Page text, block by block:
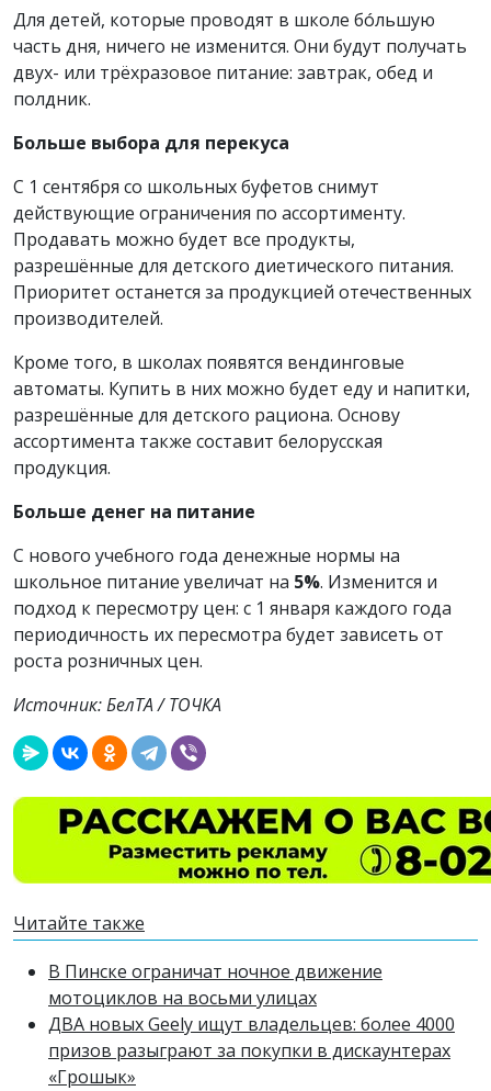
Для детей, которые проводят в школе бóльшую
часть дня, ничего не изменится. Они будут получать
двух- или трёхразовое питание: завтрак, обед и
полдник.
Больше выбора для перекуса
С 1 сентября со школьных буфетов снимут
действующие ограничения по ассортименту.
Продавать можно будет все продукты,
разрешённые для детского диетического питания.
Приоритет останется за продукцией отечественных
производителей.
Кроме того, в школах появятся вендинговые
автоматы. Купить в них можно будет еду и напитки,
разрешённые для детского рациона. Основу
ассортимента также составит белорусская
продукция.
Больше денег на питание
С нового учебного года денежные нормы на
школьное питание увеличат на 5%. Изменится и
подход к пересмотру цен: с 1 января каждого года
периодичность их пересмотра будет зависеть от
роста розничных цен.
Источник: БелТА / ТОЧКА
Читайте также
В Пинске ограничат ночное движение
мотоциклов на восьми улицах
ДВА новых Geely ищут владельцев: более 4000
призов разыграют за покупки в дискаунтерах
«Грошык»